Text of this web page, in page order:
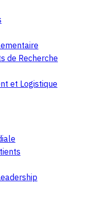
de Recherche
et Logistique